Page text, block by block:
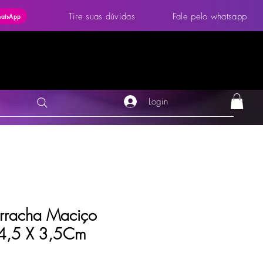
Tire suas dúvidas Fale pelo whatsapp
Login
Maciço
X 3,5Cm